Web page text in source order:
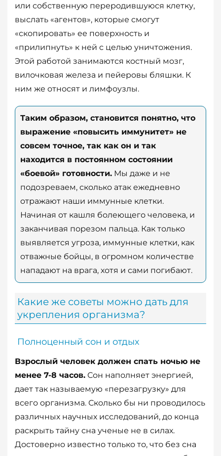
или собственную переродившуюся клетку,
выслать «агентов», которые смогут
«скопировать» ее поверхность и
«прилипнуть» к ней с целью уничтожения.
Этой работой занимаются костный мозг,
вилочковая железа и пейеровы бляшки. К
ним же относят и лимфоузлы.
Таким образом, становится понятно, что
выражение «повысить иммунитет» не
совсем точное, так как он и так
находится в постоянном состоянии
«боевой» готовности. Мы даже и не
подозреваем, сколько атак ежедневно
отражают наши иммунные клетки.
Начиная от кашля болеющего человека, и
заканчивая порезом пальца. Как только
выявляется угроза, иммунные клетки, как
отважные бойцы, в огромном количестве
нападают на врага, хотя и сами погибают.
Какие же советы можно дать для
укрепления организма?
Полноценный сон и отдых
Взрослый человек должен спать ночью не
менее 7-8 часов. Сон наполняет энергией,
дает так называемую «перезагрузку» для
всего организма. Сколько бы ни проводилось
различных научных исследований, до конца
раскрыть тайну сна ученые не в силах.
Достоверно известно только то, что без сна